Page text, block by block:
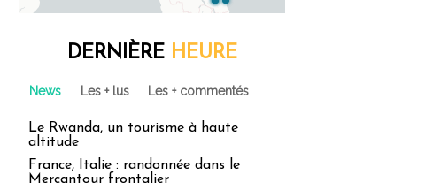
DERNIÈRE HEURE
News Les + lus Les + commentés
Le Rwanda, un tourisme à haute
altitude
France, Italie : randonnée dans le
Mercantour frontalier